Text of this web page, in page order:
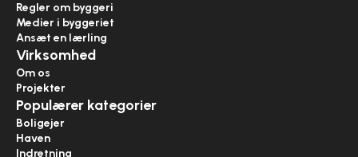
Regler om byggeri
Medier i byggeriet
Ansæt en lærling
Virksomhed
Om os
Projekter
Populærer kategorier
Boligejer
Haven
Indretning